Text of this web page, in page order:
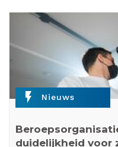
flash_on Nieuws
duidelijkheid voor